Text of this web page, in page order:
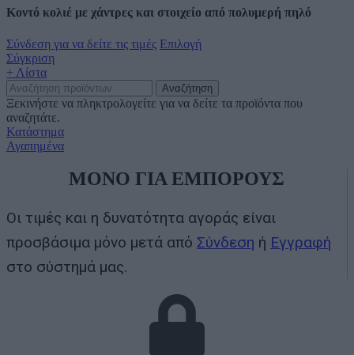
Κοντό κολιέ με χάντρες και στοιχείο από πολυμερή πηλό
Σύνδεση για να δείτε τις τιμές Επιλογή
Σύγκριση
+ Λίστα
Αναζήτηση
Ξεκινήστε να πληκτρολογείτε για να δείτε τα προϊόντα που
αναζητάτε.
Κατάστημα
Αγαπημένα
ΜΟΝΟ ΓΙΑ ΕΜΠΟΡΟΥΣ
Οι τιμές και η δυνατότητα αγοράς είναι
προσβάσιμα μόνο μετά από Σύνδεση ή Εγγραφή
στο σύστημά μας.